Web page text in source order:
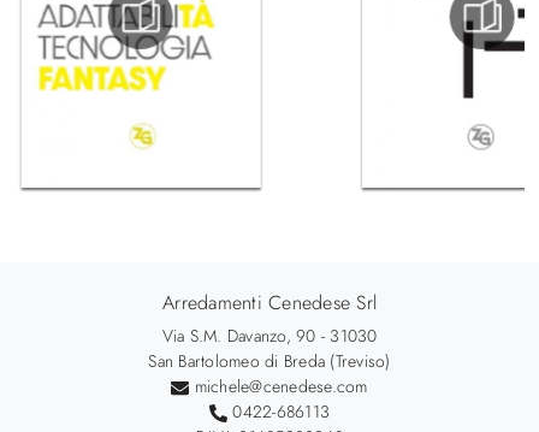
Arredamenti Cenedese Srl
Via S.M. Davanzo, 90 - 31030
San Bartolomeo di Breda (Treviso)
michele@cenedese.com
0422-686113